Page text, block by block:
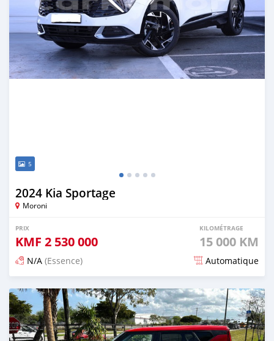
5
2024 Kia Sportage
Moroni
PRIX
KMF 2 530 000
KILOMÉTRAGE
15 000 KM
N/A (Essence) Automatique
Publié il y a 4 mois